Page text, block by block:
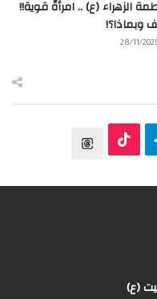
الزهراء (ع) .. امرأةٌ قوية!!
وبماذا؟!
28/11/
(ع)